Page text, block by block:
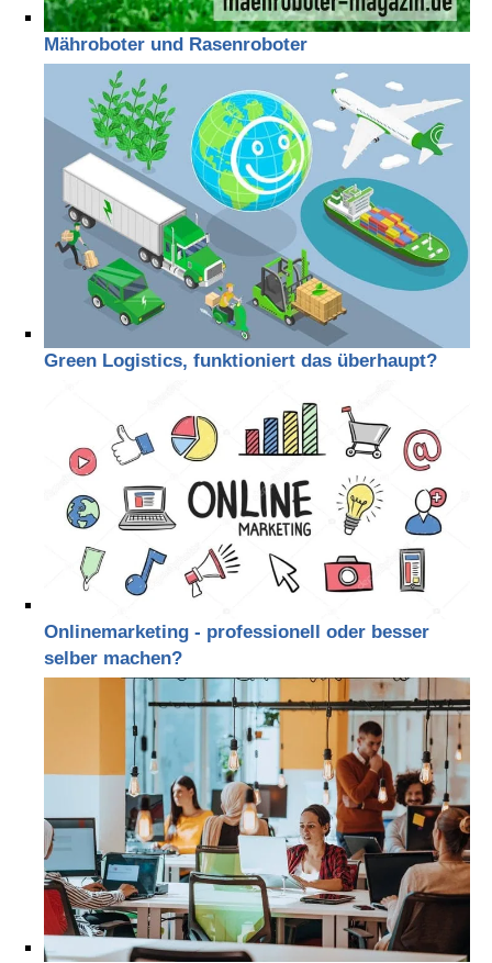
Mähroboter und Rasenroboter
Green Logistics, funktioniert das überhaupt?
Onlinemarketing - professionell oder besser
selber machen?